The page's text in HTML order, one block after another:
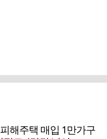
해주택 매입 1만가구